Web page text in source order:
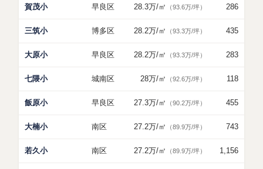
賀茂小 早良区 28.3万/㎡ （93.6万/坪） 286
三筑小 博多区 28.2万/㎡ （93.3万/坪） 435
大原小 早良区 28.2万/㎡ （93.3万/坪） 283
七隈小 城南区 28万/㎡ （92.6万/坪） 118
飯原小 早良区 27.3万/㎡ （90.2万/坪） 455
大楠小 南区 27.2万/㎡ （89.9万/坪） 743
若久小 南区 27.2万/㎡ （89.9万/坪） 1,156